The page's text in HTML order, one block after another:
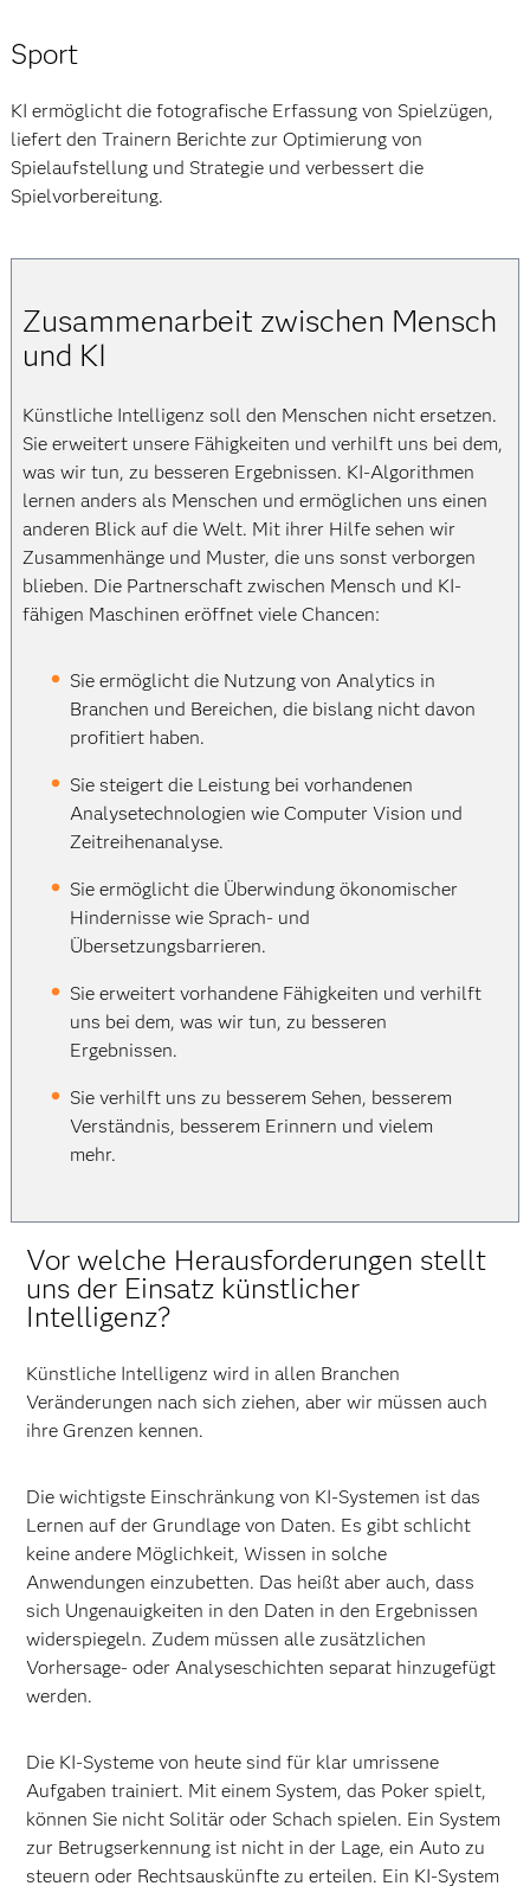
Sport
KI ermöglicht die fotografische Erfassung von Spielzügen,
liefert den Trainern Berichte zur Optimierung von
Spielaufstellung und Strategie und verbessert die
Spielvorbereitung.
Zusammenarbeit zwischen Mensch
und KI
Künstliche Intelligenz soll den Menschen nicht ersetzen.
Sie erweitert unsere Fähigkeiten und verhilft uns bei dem,
was wir tun, zu besseren Ergebnissen. KI-Algorithmen
lernen anders als Menschen und ermöglichen uns einen
anderen Blick auf die Welt. Mit ihrer Hilfe sehen wir
Zusammenhänge und Muster, die uns sonst verborgen
blieben. Die Partnerschaft zwischen Mensch und KI-
fähigen Maschinen eröffnet viele Chancen:
Sie ermöglicht die Nutzung von Analytics in
Branchen und Bereichen, die bislang nicht davon
profitiert haben.
Sie steigert die Leistung bei vorhandenen
Analysetechnologien wie Computer Vision und
Zeitreihenanalyse.
Sie ermöglicht die Überwindung ökonomischer
Hindernisse wie Sprach- und
Übersetzungsbarrieren.
Sie erweitert vorhandene Fähigkeiten und verhilft
uns bei dem, was wir tun, zu besseren
Ergebnissen.
Sie verhilft uns zu besserem Sehen, besserem
Verständnis, besserem Erinnern und vielem
mehr.
Vor welche Herausforderungen stellt
uns der Einsatz künstlicher
Intelligenz?
Künstliche Intelligenz wird in allen Branchen
Veränderungen nach sich ziehen, aber wir müssen auch
ihre Grenzen kennen.
Die wichtigste Einschränkung von KI-Systemen ist das
Lernen auf der Grundlage von Daten. Es gibt schlicht
keine andere Möglichkeit, Wissen in solche
Anwendungen einzubetten. Das heißt aber auch, dass
sich Ungenauigkeiten in den Daten in den Ergebnissen
widerspiegeln. Zudem müssen alle zusätzlichen
Vorhersage- oder Analyseschichten separat hinzugefügt
werden.
Die KI-Systeme von heute sind für klar umrissene
Aufgaben trainiert. Mit einem System, das Poker spielt,
können Sie nicht Solitär oder Schach spielen. Ein System
zur Betrugserkennung ist nicht in der Lage, ein Auto zu
steuern oder Rechtsauskünfte zu erteilen. Ein KI-System